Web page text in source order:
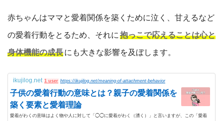
赤ちゃんはママと愛着関係を築くために泣く、甘えるなど
の愛着行動をとるため、それに 抱っこで応えることは心と
身体機能の成長にも大きな影響を及ぼします。
ikujilog.net 1 user https://ikujilog.net/meaning-of-attachment-behavior
子供の愛着行動の意味とは？親子の愛着関係を
築く要素と愛着理論
愛着がわくの意味はよく物や人に対して「◯◯に愛着がわく（湧く）」と言いますが、この「愛着